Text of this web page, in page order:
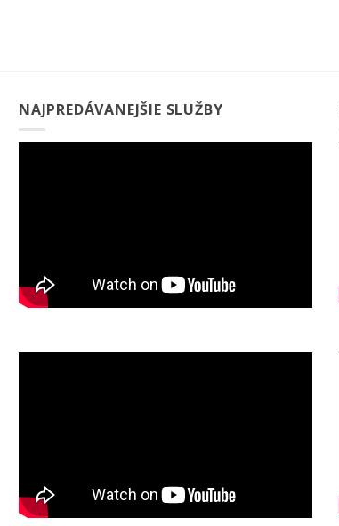
NAJPREDÁVANEJŠIE SLUŽBY